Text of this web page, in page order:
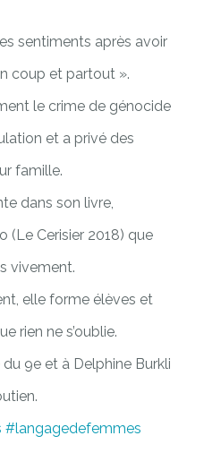
sentiments après avoir
coup et partout ».
le crime de génocide
et a privé des
famille.
dans son livre,
(Le Cerisier 2018) que
vivement.
elle forme élèves et
rien ne s’oublie.
9e et à Delphine Burkli
#langagedefemmes